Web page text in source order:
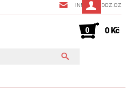
INFO@JMDCZ.CZ
0 0 Kč